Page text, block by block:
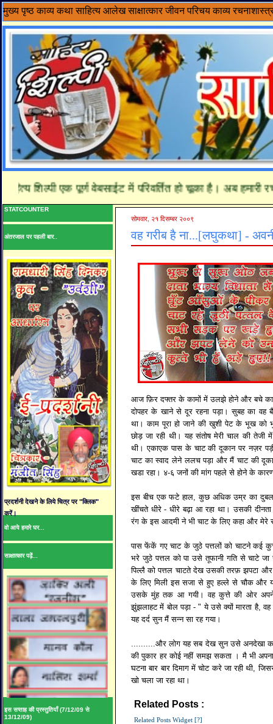
मुख्य पृष्ठ काव्य कथा साहित्य आलेख साक्षात्कार जीवन परिचय काव्य
शिल्पी एक पूर्ण वेबसाईट में परिवर्तित हो चूका है। अब हमारी
STATCOUNTER
अंतरजाल पर पहली बार..
प्रदर्शनी देखने के लिये चित्र पर "क्लिक"
करें।
वो आये हमारे घर...
साक्षात्कार पढ़ें...
इस सप्ताह की प्रस्तुतियाँ (7/12/09 से
13/12/09)
सोमवार, २१ दिसम्बर २००९
वह गरीब है ना...[लघुकथा] -
आज फ़िर दफ्तर के कामों में उलझे होने और बचे
दोपहर के खाने से दूर रहना पड़ा। सुबह का वह
था। काम पूरा हो जाने की खुशी पेट के भूख को
छोड़ जा रही थी। यह संतोष मेरी चाल की
थी। एकाएक पास के चाट की दूकान पर नज़र
चाट का स्वाद लेने ललच पड़ा और मैं चाट की
खडा रहा। ४-६ जनों की मांग पहले से होने के
इस बीच एक फटे हाल, कुछ अधिक उम्र का
खींचते धीरे - धीरे बढ़ा आ रहा था। उसकी
रंग के इस आदमी ने भी चाट के लिए कहा और
पास फेंकें गए चाट के जुठे पत्तलों को चाटने कई
भरे जुठे पत्तल को पा उसे तूफानी गति से चाटे
पिल्लै को पत्तल चाटते देख उसकी तरफ़ झपटा और
के लिए मिली इस सजा से हुए हल्ले से चौक और
उसके मुंह तक आ गयी। वह कुत्ते की ओर अपने
झुंझलाहट में बोल पड़ा - " ये उसे क्यों मारता है, वह
यह दर्द सुन मैं सन्न सा रह गया।
..........और लोग यह सब देख सुन उसे अनदेखा कर
की पुकार हर कोई नहीं समझ सकता । मै भी
घटना बार बार दिमाग में चोट करे जा रही थी,
खो चला जा रहा था।
Related Posts :
Related Posts Widget [?]